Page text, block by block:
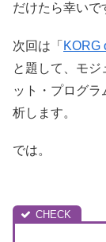
だけたら幸いで
次回は「 KORG
と題して、モ
ット・プログラ
析します。
では。